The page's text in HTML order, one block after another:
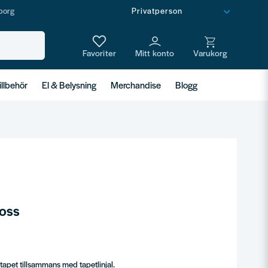
El & Belysning Merchandise Blogg
tillsammans med tapetlinjal.